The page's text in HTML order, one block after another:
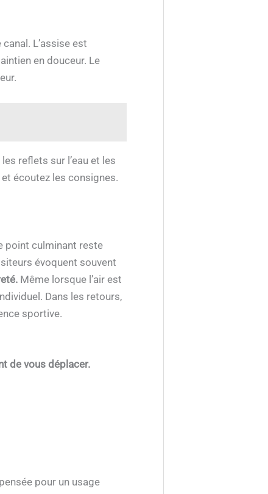
L’assise est
en douceur. Le
reflets sur l’eau et les
écoutez les consignes.
point culminant reste
évoquent souvent
Même lorsque l’air est
Dans les retours,
sportive.
de vous déplacer.
pour un usage